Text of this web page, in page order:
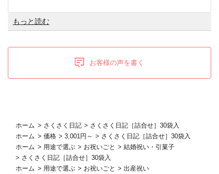
もっと読む
お客様の声を書く
ホーム > さくさく日記 > さくさく日記［詰合せ］30袋入
ホーム > 価格 >3,001円～ > さくさく日記［詰合せ］30袋入
ホーム > 用途で選ぶ > お祝いごと >結婚祝い・引菓子
> さくさく日記［詰合せ］30袋入
ホーム > 用途で選ぶ > お祝いごと >出産祝い